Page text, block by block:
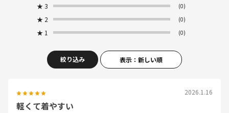
★ 3 (0)
★ 2 (0)
★ 1 (0)
絞り込み 表示：新しい順
2026.1.16
軽くて着やすい